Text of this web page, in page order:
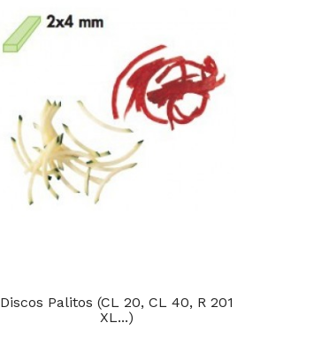
Discos Palitos (CL 20, CL 40, R 201
XL...)